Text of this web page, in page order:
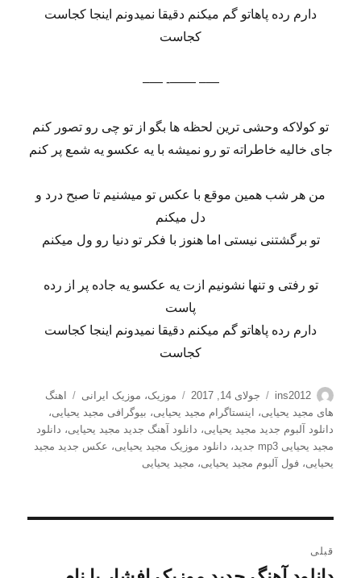
دارم رده پاهاتو گم میکنم دقیقا نمیدونم اینجا کجاست
کجاست
—– ——- —–
تو کولاکه وحشی ترین لحظه ها بگو از تو چی رو تصور کنم
جای خالیه خاطراته تو رو نمیشه با یه عکسو یه شمع پر کنم
من هر شب همین موقع با عکس تو میشنیم تا صبح درد و
دل میکنم
تو برگشتنی نیستی اما هنوز با فکر تو دنیا رو ول میکنم
تو رفتی و تنها نشونیم ازت یه عکسو یه جاده پر از رده
پاست
دارم رده پاهاتو گم میکنم دقیقا نمیدونم اینجا کجاست
کجاست
نویسنده
ins2012
ارسال
شده
در
جولای 14, 2017 دسته‌ها
موزیک، موزیک ایرانی برچسب‌ها
اهنگ
های مجید یحیایی، اینستاگرام مجید یحیایی، بیوگرافی مجید یحیایی،
دانلود آلبوم جدید مجید یحیایی، دانلود آهنگ جدید مجید یحیایی، دانلود
مجید یحیایی mp3 جدید
، دانلود موزیک مجید یحیایی، عکس جدید مجید
یحیایی،فول آلبوم مجید یحیایی، مجید یحیایی
نوشته
قبلی